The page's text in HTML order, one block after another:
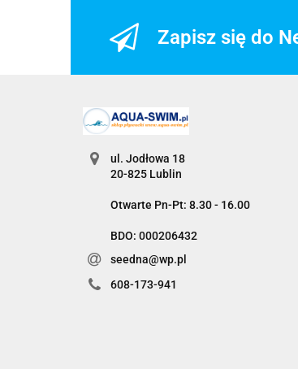
Zapisz się do
ul. Jodłowa 18
20-825 Lublin
Otwarte Pn-Pt: 8.30 - 16.00
BDO: 000206432
seedna@wp.pl
608-173-941